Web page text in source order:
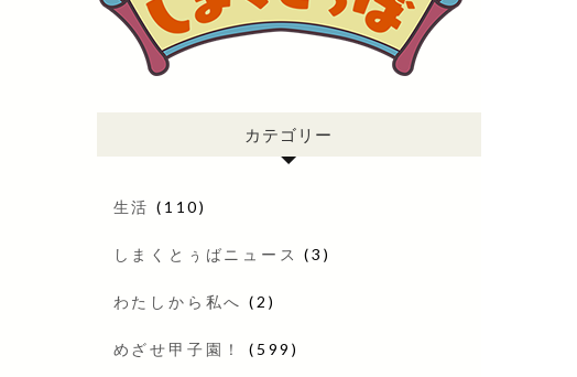
カテゴリー
生活 (110)
しまくとぅばニュース (3)
わたしから私へ (2)
めざせ甲子園！ (599)